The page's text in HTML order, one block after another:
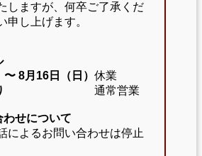
しますが、何卒ご了承くだ
申し上げます。
〜 8月16日（日） 休業
通常営業
せについて
によるお問い合わせは停止